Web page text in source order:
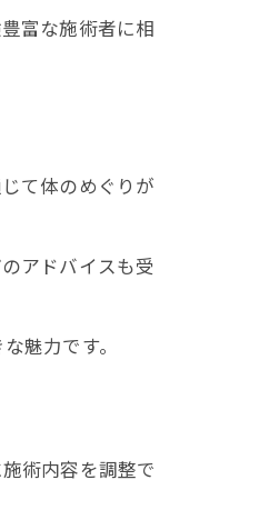
富な施術者に相
て体のめぐりが
アドバイスも受
魅力です。
術内容を調整で